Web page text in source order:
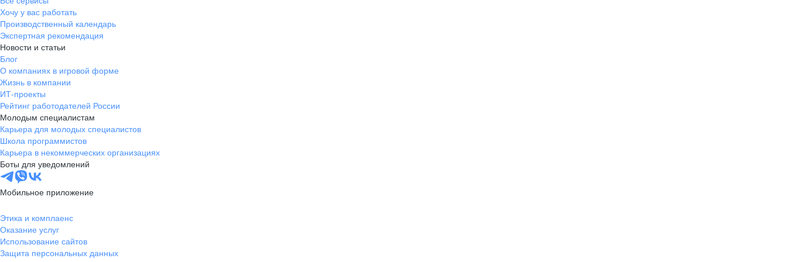
Хочу у вас работать
Производственный календарь
Экспертная рекомендация
Новости и статьи
Блог
О компаниях в игровой форме
Жизнь в компании
ИТ-проекты
Рейтинг работодателей России
Молодым специалистам
Карьера для молодых специалистов
Школа программистов
Карьера в некоммерческих организациях
Боты для уведомлений
Мобильное приложение
Этика и комплаенс
Оказание услуг
Использование сайтов
Защита персональных данных